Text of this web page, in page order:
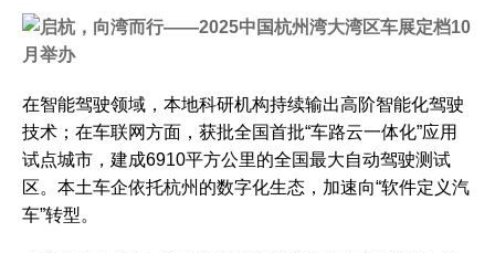
在智能驾驶领域，本地科研机构持续输出高阶智能化驾驶
技术；在车联网方面，获批全国首批“车路云一体化”应用
试点城市，建成6910平方公里的全国最大自动驾驶测试
区。本土车企依托杭州的数字化生态，加速向“软件定义汽
车”转型。